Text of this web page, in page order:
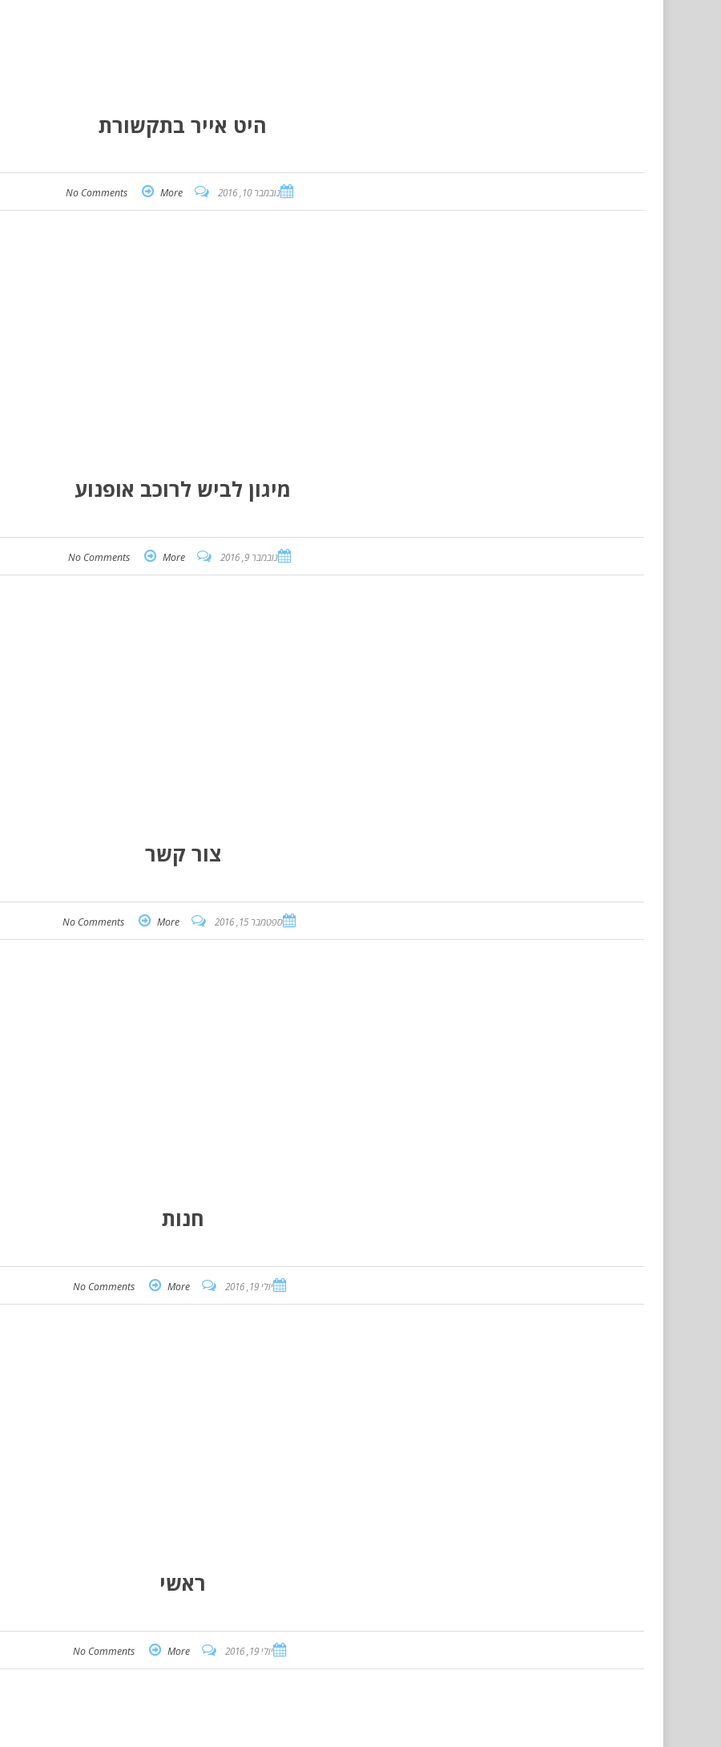
היט אייר בתקשורת
נובמבר 10, 2016 No Comments More
מיגון לביש לרוכב אופנוע
נובמבר 9, 2016 No Comments More
צור קשר
ספטמבר 15, 2016 No Comments More
חנות
יולי 19, 2016 No Comments More
ראשי
יולי 19, 2016 No Comments More